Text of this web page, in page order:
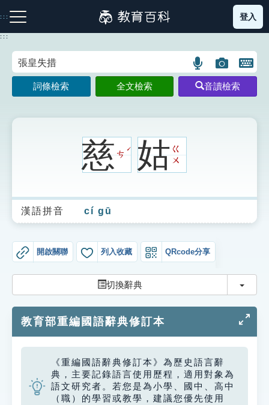
到
主
:::
注音索引圖示 筆畫索引圖示 部首索引表圖示
生字詞彙表
成語故事
索引選單
單字索引
生命大百科索引
遊戲專區
登入
:::
語
言
搜
圖
片
搜
開
鍵
圖
詞條檢索 全文檢索 音讀檢索
慈ㄘ
ˊ 姑ㄍ
ㄨ
漢語拼音 cí gū
開啟關聯 列入收藏 QRcode分享
切換辭典 切換
教育部重編國語辭典修訂本
《重編國語辭典修訂本》為歷史語言辭
典，主要記錄語言使用歷程，適用對象為
語文研究者。若您是為小學、國中、高中
（職）的學習或教學，建議您優先使用